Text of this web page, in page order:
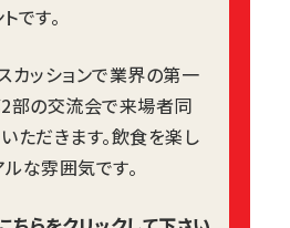
です。
カッションで業界の第一
2部の交流会で来場者同
ただきます。飲食を楽し
な雰囲気です。